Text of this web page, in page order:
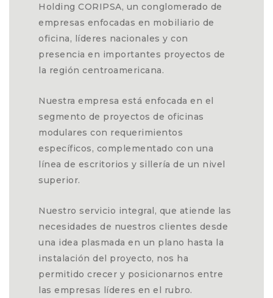
Holding CORIPSA, un conglomerado de
empresas enfocadas en mobiliario de
oficina, líderes nacionales y con
presencia en importantes proyectos de
la región centroamericana.
Nuestra empresa está enfocada en el
segmento de proyectos de oficinas
modulares con requerimientos
específicos, complementado con una
línea de escritorios y sillería de un nivel
superior.
Nuestro servicio integral, que atiende las
necesidades de nuestros clientes desde
una idea plasmada en un plano hasta la
instalación del proyecto, nos ha
permitido crecer y posicionarnos entre
las empresas líderes en el rubro.